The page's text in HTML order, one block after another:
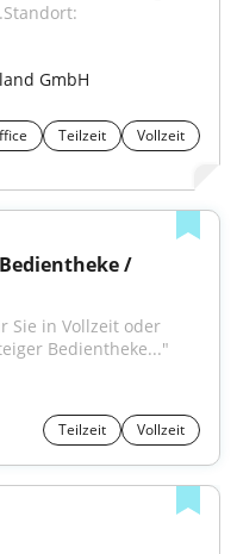
GmbH
Teilzeit
Vollzeit
/
Sie in Vollzeit oder
Bedientheke..."
Teilzeit Vollzeit